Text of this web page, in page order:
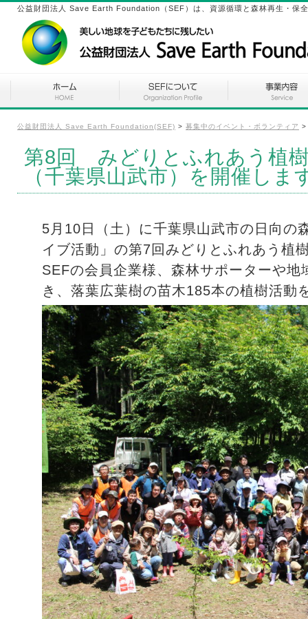
公益財団法人 Save Earth Foundation（SEF）は、資源循環と森林再生・保
公益財団法人 Save Earth Foundation(SEF) > 募集中のイベント・ボランティア
第8回 みどりとふれあう植
（千葉県山武市）を開催しま
5月10日（土）に千葉県山武市の日向の
イブ活動」の第7回みどりとふれあう植
SEFの会員企業様、森林サポーターや地
き、落葉広葉樹の苗木185本の植樹活動